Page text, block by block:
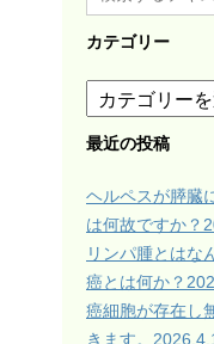
カテゴリー
テ
ゴ
ー
最近の投稿
ヘルペスが膵臓
は何故ですか？
リンパ腫とはな
癌とは何か？
癌細胞が存在し
きます。